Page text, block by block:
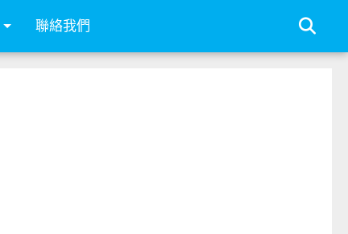
聯絡我們